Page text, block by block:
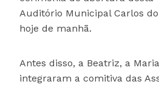
Auditório Municipal Carlos
hoje de manhã.
Antes disso, a Beatriz, a
integraram a comitiva das